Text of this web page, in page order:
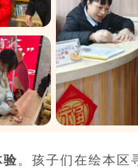
验。孩子们在绘本区